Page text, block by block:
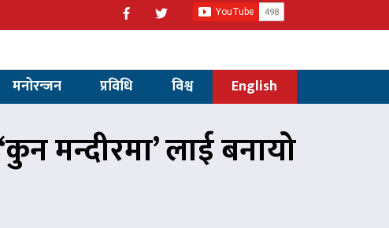
मनोरन्जन प्रविधि विश्व English
मन्दीरमा’ लाई बनायो